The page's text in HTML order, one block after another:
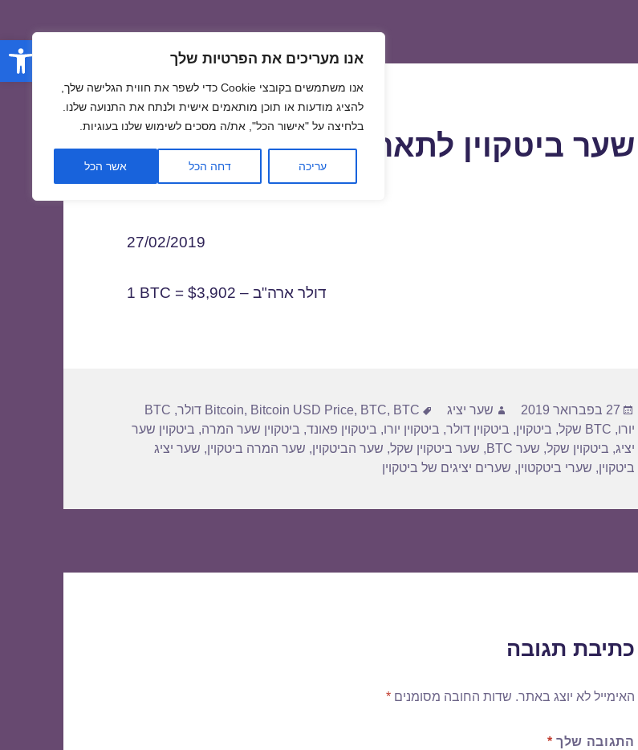
פתח אנו מעריכים את הפרטיות שלך
אנו משתמשים בקובצי Cookie כדי לשפר את חווית הגלישה שלך,
להציג מודעות או תוכן מותאמים אישית ולנתח את התנועה שלנו.
בלחיצה על "אישור הכל", את/ה מסכים לשימוש שלנו בעוגיות.
עריכה דחה הכל אשר הכל
שער ביטקוין לתאריך 27/02/2019
27/02/2019
1 BTC = $3,902 – דולר ארה"ב
פורסם
בתאריך
27 בפברואר 2019 מחבר
שער יציג תגיות Bitcoin, Bitcoin USD Price, BTC, BTC דולר ,
BTC
יורו, BTC שקל , ביטקוין, ביטקוין דולר, ביטקוין יורו, ביטקוין פאונד, ביטקוין שער המרה, ביטקוין שער
יציג, ביטקוין שקל, שער BTC , שער ביטקוין שקל, שער הביטקוין, שער המרה ביטקוין, שער יציג
ביטקוין, שערי ביטקטוין, שערים יציגים של ביטקוין
כתיבת תגובה
האימייל לא יוצג באתר. שדות החובה מסומנים*
התגובה שלך *